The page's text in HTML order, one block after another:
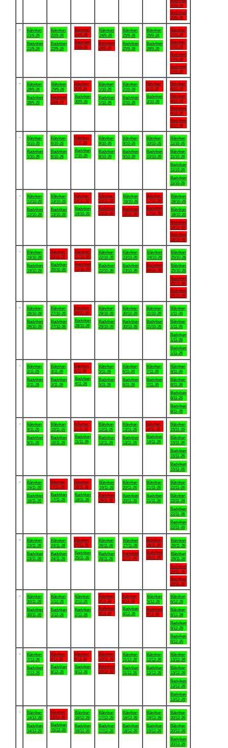
20/9-26
Badviken
20/9-26
Båtviken
21/9-26
Badviken
21/9-26
Båtviken
22/9-26
Badviken
22/9-26
Båtviken
23/9-26
Badviken
23/9-26
Båtviken
24/9-26
Badviken
24/9-26
Båtviken
25/9-26
Badviken
25/9-26
Båtviken
26/9-26
Badviken
26/9-26
Båtviken
27/9-26
Båtviken
27/9-26
Badviken
27/9-26
Badviken
27/9-26
Båtviken
28/9-26
Badviken
28/9-26
Båtviken
29/9-26
Badviken
29/9-26
Båtviken
30/9-26
Badviken
30/9-26
Båtviken
1/10-26
Badviken
1/10-26
Båtviken
2/10-26
Badviken
2/10-26
Båtviken
3/10-26
Badviken
3/10-26
Båtviken
4/10-26
Båtviken
4/10-26
Badviken
4/10-26
Badviken
4/10-26
Båtviken
5/10-26
Badviken
5/10-26
Båtviken
6/10-26
Badviken
6/10-26
Båtviken
7/10-26
Badviken
7/10-26
Båtviken
8/10-26
Badviken
8/10-26
Båtviken
9/10-26
Badviken
9/10-26
Båtviken
10/10-26
Badviken
10/10-26
Båtviken
11/10-26
Båtviken
11/10-26
Badviken
11/10-26
Badviken
11/10-26
Båtviken
12/10-26
Badviken
12/10-26
Båtviken
13/10-26
Badviken
13/10-26
Båtviken
14/10-26
Badviken
14/10-26
Båtviken
15/10-26
Badviken
15/10-26
Båtviken
16/10-26
Badviken
16/10-26
Båtviken
17/10-26
Badviken
17/10-26
Båtviken
18/10-26
Båtviken
18/10-26
Badviken
18/10-26
Badviken
18/10-26
Båtviken
19/10-26
Badviken
19/10-26
Båtviken
20/10-26
Badviken
20/10-26
Båtviken
21/10-26
Badviken
21/10-26
Båtviken
22/10-26
Badviken
22/10-26
Båtviken
23/10-26
Badviken
23/10-26
Båtviken
24/10-26
Badviken
24/10-26
Båtviken
25/10-26
Båtviken
25/10-26
Badviken
25/10-26
Badviken
25/10-26
Båtviken
26/10-26
Badviken
26/10-26
Båtviken
27/10-26
Badviken
27/10-26
Båtviken
28/10-26
Badviken
28/10-26
Båtviken
29/10-26
Badviken
29/10-26
Båtviken
30/10-26
Badviken
30/10-26
Båtviken
31/10-26
Badviken
31/10-26
Båtviken
1/11-26
Båtviken
1/11-26
Badviken
1/11-26
Badviken
1/11-26
Båtviken
2/11-26
Badviken
2/11-26
Båtviken
3/11-26
Badviken
3/11-26
Båtviken
4/11-26
Badviken
4/11-26
Båtviken
5/11-26
Badviken
5/11-26
Båtviken
6/11-26
Badviken
6/11-26
Båtviken
7/11-26
Badviken
7/11-26
Båtviken
8/11-26
Båtviken
8/11-26
Badviken
8/11-26
Badviken
8/11-26
Båtviken
9/11-26
Badviken
9/11-26
Båtviken
10/11-26
Badviken
10/11-26
Båtviken
11/11-26
Badviken
11/11-26
Båtviken
12/11-26
Badviken
12/11-26
Båtviken
13/11-26
Badviken
13/11-26
Båtviken
14/11-26
Badviken
14/11-26
Båtviken
15/11-26
Båtviken
15/11-26
Badviken
15/11-26
Badviken
15/11-26
Båtviken
16/11-26
Badviken
16/11-26
Båtviken
17/11-26
Badviken
17/11-26
Båtviken
18/11-26
Badviken
18/11-26
Båtviken
19/11-26
Badviken
19/11-26
Båtviken
20/11-26
Badviken
20/11-26
Båtviken
21/11-26
Badviken
21/11-26
Båtviken
22/11-26
Båtviken
22/11-26
Badviken
22/11-26
Badviken
22/11-26
Båtviken
23/11-26
Badviken
23/11-26
Båtviken
24/11-26
Badviken
24/11-26
Båtviken
25/11-26
Badviken
25/11-26
Båtviken
26/11-26
Badviken
26/11-26
Båtviken
27/11-26
Badviken
27/11-26
Båtviken
28/11-26
Badviken
28/11-26
Båtviken
29/11-26
Båtviken
29/11-26
Badviken
29/11-26
Badviken
29/11-26
Båtviken
30/11-26
Badviken
30/11-26
Båtviken
1/12-26
Badviken
1/12-26
Båtviken
2/12-26
Badviken
2/12-26
Båtviken
3/12-26
Badviken
3/12-26
Båtviken
4/12-26
Badviken
4/12-26
Båtviken
5/12-26
Badviken
5/12-26
Båtviken
6/12-26
Båtviken
6/12-26
Badviken
6/12-26
Badviken
6/12-26
Båtviken
7/12-26
Badviken
7/12-26
Båtviken
8/12-26
Badviken
8/12-26
Båtviken
9/12-26
Badviken
9/12-26
Båtviken
10/12-26
Badviken
10/12-26
Båtviken
11/12-26
Badviken
11/12-26
Båtviken
12/12-26
Badviken
12/12-26
Båtviken
13/12-26
Båtviken
13/12-26
Badviken
13/12-26
Badviken
13/12-26
Båtviken
14/12-26
Badviken
14/12-26
Båtviken
15/12-26
Badviken
15/12-26
Båtviken
16/12-26
Badviken
16/12-26
Båtviken
17/12-26
Badviken
17/12-26
Båtviken
18/12-26
Badviken
18/12-26
Båtviken
19/12-26
Badviken
19/12-26
Båtviken
20/12-26
Båtviken
20/12-26
Badviken
20/12-26